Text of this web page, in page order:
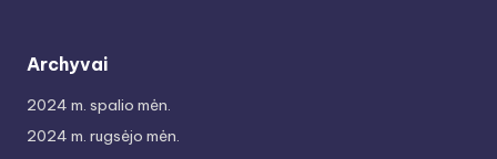
Archyvai
2024 m. spalio mėn.
2024 m. rugsėjo mėn.